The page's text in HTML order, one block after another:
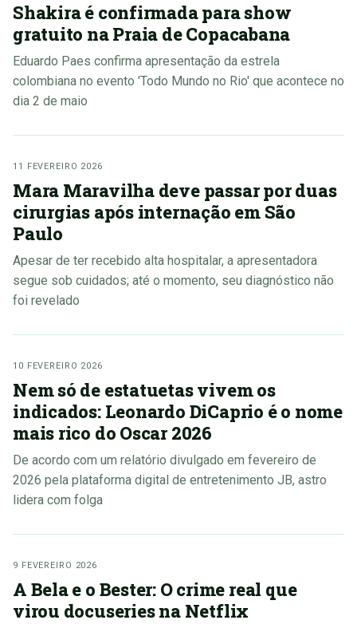
Shakira é confirmada para show
gratuito na Praia de Copacabana
Eduardo Paes confirma apresentação da estrela
colombiana no evento 'Todo Mundo no Rio' que acontece no
dia 2 de maio
11 FEVEREIRO 2026
Mara Maravilha deve passar por duas
cirurgias após internação em São
Paulo
Apesar de ter recebido alta hospitalar, a apresentadora
segue sob cuidados; até o momento, seu diagnóstico não
foi revelado
10 FEVEREIRO 2026
Nem só de estatuetas vivem os
indicados: Leonardo DiCaprio é o nome
mais rico do Oscar 2026
De acordo com um relatório divulgado em fevereiro de
2026 pela plataforma digital de entretenimento JB, astro
lidera com folga
9 FEVEREIRO 2026
A Bela e o Bester: O crime real que
virou docuseries na Netflix